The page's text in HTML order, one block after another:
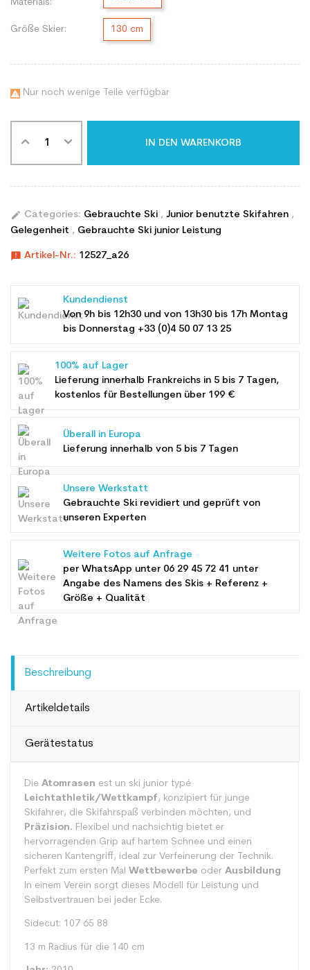
Materials:
Größe Skier: 130 cm
 Nur noch wenige Teile verfügbar
IN DEN WARENKORB
edit Categories: Gebrauchte Ski , Junior benutzte Skifahren ,
Gelegenheit , Gebrauchte Ski junior Leistung
announcement Artikel-Nr.: 12527_a26
Kundendienst
Von 9h bis 12h30 und von 13h30 bis 17h Montag
bis Donnerstag +33 (0)4 50 07 13 25
100% auf Lager
Lieferung innerhalb Frankreichs in 5 bis 7 Tagen,
kostenlos für Bestellungen über 199 €
Überall in Europa
Lieferung innerhalb von 5 bis 7 Tagen
Unsere Werkstatt
Gebrauchte Ski revidiert und geprüft von
unseren Experten
Weitere Fotos auf Anfrage
per WhatsApp unter 06 29 45 72 41 unter
Angabe des Namens des Skis + Referenz +
Größe + Qualität
Beschreibung
Artikeldetails
Gerätestatus
Die Atomrasen est un ski junior typé
Leichtathletik/Wettkampf, konzipiert für junge
Skifahrer, die Skifahrspaß verbinden möchten, und
Präzision. Flexibel und nachsichtig bietet er
hervorragenden Grip auf hartem Schnee und einen
sicheren Kantengriff, ideal zur Verfeinerung der Technik.
Perfekt zum ersten Mal Wettbewerbe oder Ausbildung
In einem Verein sorgt dieses Modell für Leistung und
Selbstvertrauen bei jeder Ecke.
Sidecut: 107 65 88
13 m Radius für die 140 cm